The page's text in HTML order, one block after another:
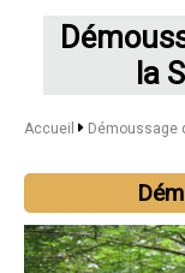
la
Accueil Démoussage